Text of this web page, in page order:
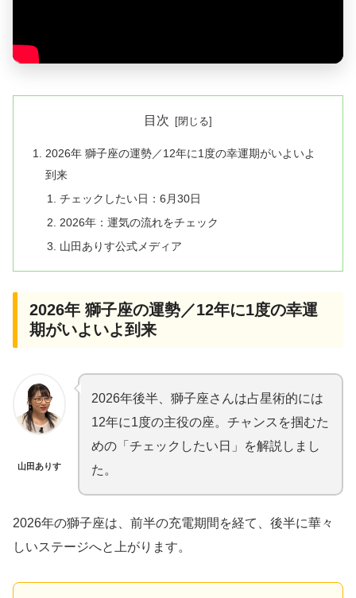
目次
2026年 獅子座の運勢／12年に1度の幸運期がいよいよ
到来
チェックしたい日：6月30日
2026年：運気の流れをチェック
山田ありす公式メディア
2026年 獅子座の運勢／12年に1度の幸運
期がいよいよ到来
山田ありす
2026年後半、獅子座さんは占星術的には
12年に1度の主役の座。チャンスを掴むた
めの「チェックしたい日」を解説しまし
た。
2026年の獅子座は、前半の充電期間を経て、後半に華々
しいステージへと上がります。